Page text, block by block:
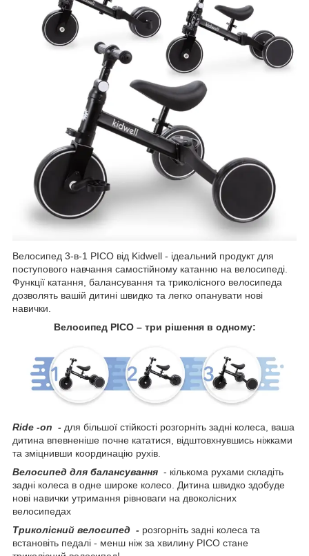
Велосипед 3-в-1 PICO від Kidwell - ідеальний продукт для
поступового навчання самостійному катанню на велосипеді.
Функції катання, балансування та триколісного велосипеда
дозволять вашій дитині швидко та легко опанувати нові
навички.
Велосипед PICO – три рішення в одному:
Ride -on - для більшої стійкості розгорніть задні колеса, ваша
дитина впевненіше почне кататися, відштовхнувшись ніжками
та зміцнивши координацію рухів.
Велосипед для балансування - кількома рухами складіть
задні колеса в одне широке колесо. Дитина швидко здобуде
нові навички утримання рівноваги на двоколісних
велосипедах
Триколісний велосипед - розгорніть задні колеса та
встановіть педалі - менш ніж за хвилину PICO стане